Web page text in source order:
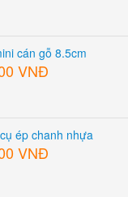
cán gỗ 8.5cm
VNĐ
ép chanh nhựa
VNĐ